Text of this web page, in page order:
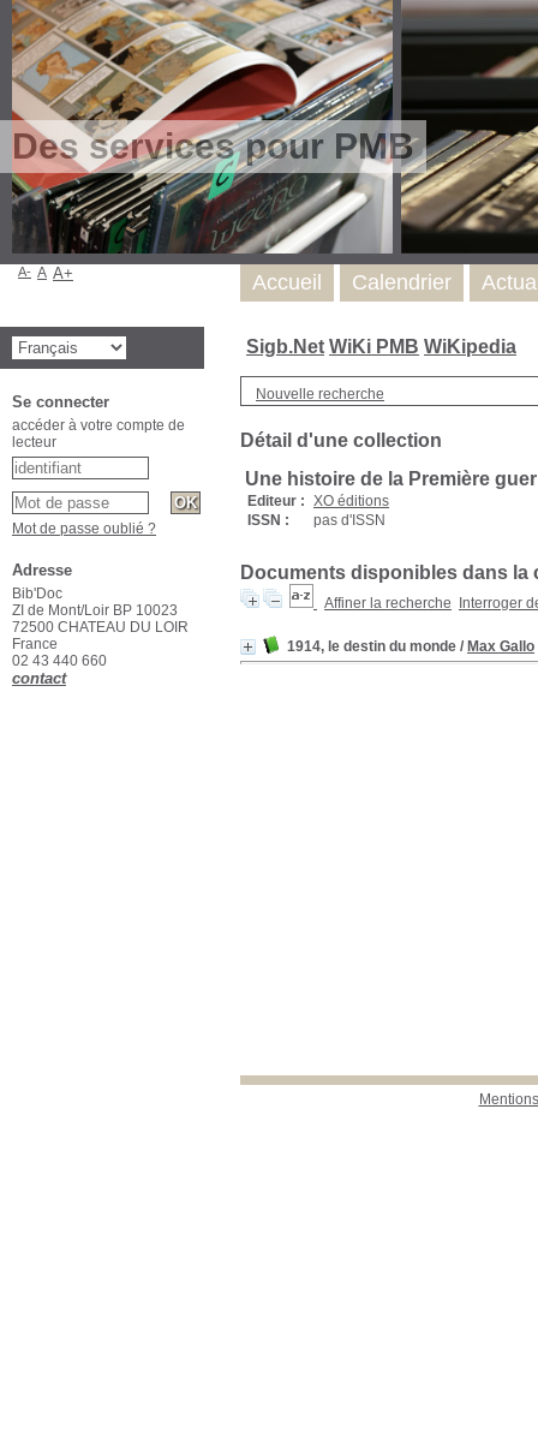
Des services pour PMB
Sigb.Net WiKi PMB WiKipedia
Nouvelle recherche
Détail d'une collection
Une histoire de la Première
Editeur : XO éditions
ISSN :
pas d'ISSN
Documents disponibles dans la
Affiner la recherche Interroger
1914, le destin du monde / Max Gallo
Accueil Calendrier
A- A A+
Se connecter
accéder à votre compte de
lecteur
Mot de passe oublié ?
Adresse
Bib'Doc
ZI de Mont/Loir BP 10023
72500 CHATEAU DU LOIR
France
02 43 440 660
contact